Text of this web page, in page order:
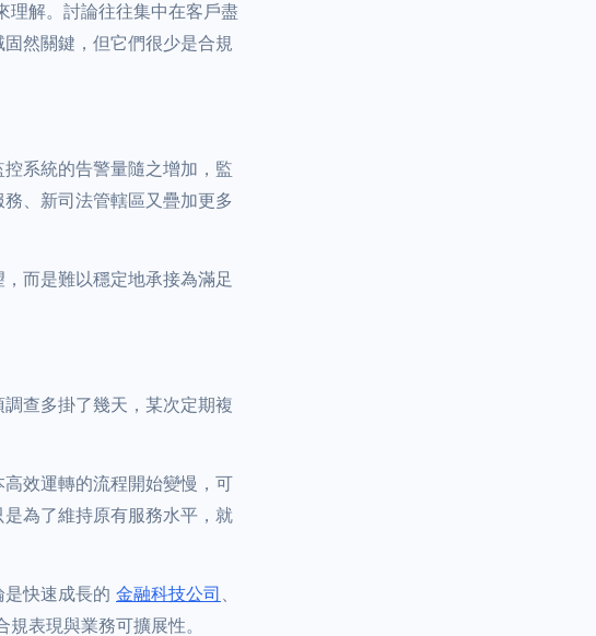
理解。討論往往集中在客戶盡
然關鍵，但它們很少是合規
系統的告警量隨之增加，監
、新司法管轄區又疊加更多
而是難以穩定地承接為滿足
查多掛了幾天，某次定期複
效運轉的流程開始變慢，可
為了維持原有服務水平，就
快速成長的 金融科技公司
規表現與業務可擴展性。